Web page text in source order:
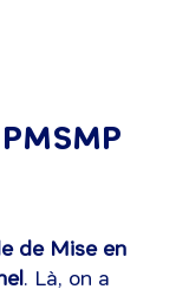
de Mise en
. Là, on a